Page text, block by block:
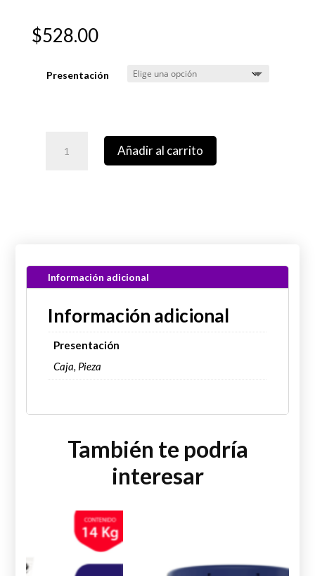
$528.00
Presentación
Añadir al carrito
Información adicional
Información adicional
Presentación
Caja, Pieza
También te podría
interesar